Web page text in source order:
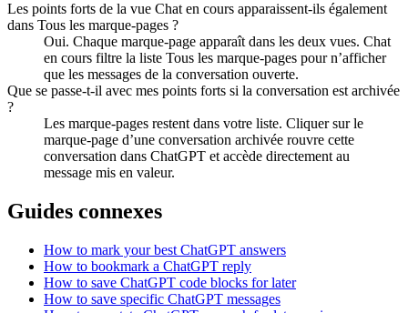
Les points forts de la vue Chat en cours apparaissent-ils également
dans Tous les marque-pages ?
Oui. Chaque marque-page apparaît dans les deux vues. Chat
en cours filtre la liste Tous les marque-pages pour n’afficher
que les messages de la conversation ouverte.
Que se passe-t-il avec mes points forts si la conversation est archivée
?
Les marque-pages restent dans votre liste. Cliquer sur le
marque-page d’une conversation archivée rouvre cette
conversation dans ChatGPT et accède directement au
message mis en valeur.
Guides connexes
How to mark your best ChatGPT answers
How to bookmark a ChatGPT reply
How to save ChatGPT code blocks for later
How to save specific ChatGPT messages